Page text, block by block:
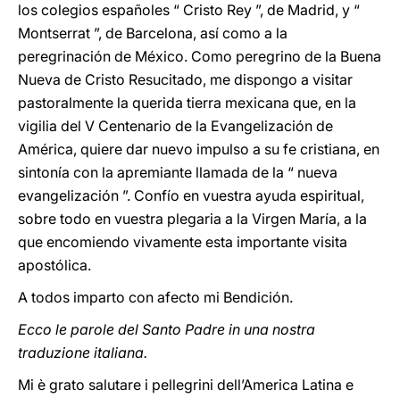
los colegios españoles “ Cristo Rey ”, de Madrid, y “
Montserrat ”, de Barcelona, así como a la
peregrinación de México. Como peregrino de la Buena
Nueva de Cristo Resucitado, me dispongo a visitar
pastoralmente la querida tierra mexicana que, en la
vigilia del V Centenario de la Evangelización de
América, quiere dar nuevo impulso a su fe cristiana, en
sintonía con la apremiante llamada de la “ nueva
evangelización ”. Confío en vuestra ayuda espiritual,
sobre todo en vuestra plegaria a la Virgen María, a la
que encomiendo vivamente esta importante visita
apostólica.
A todos imparto con afecto mi Bendición.
Ecco le parole del Santo Padre in una nostra
traduzione italiana.
Mi è grato salutare i pellegrini dell’America Latina e